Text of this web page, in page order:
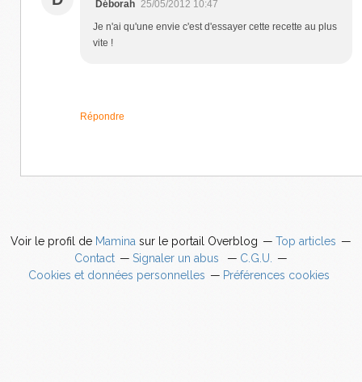
Déborah 25/05/2012 10:47
Je n'ai qu'une envie c'est d'essayer cette recette au plus
vite !
Répondre
Voir le profil de Mamina sur le portail Overblog
Top articles
Contact
Signaler un abus
C.G.U.
Cookies et données personnelles
Préférences cookies